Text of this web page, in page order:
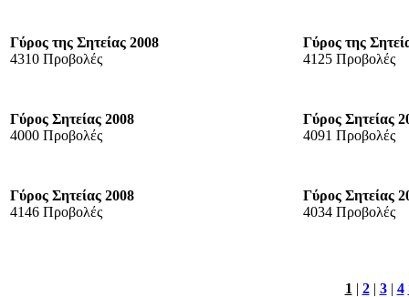
Γύρος της Σητείας 2008
4310 Προβολές
Γύρος της
4125 Προβολές
Γύρος Σητείας 2008
4000 Προβολές
Γύρος Σητείας
4091 Προβολές
Γύρος Σητείας 2008
4146 Προβολές
Γύρος Σητείας
4034 Προβολές
1 | 2| 3| 4